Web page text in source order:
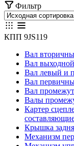
Фильтр
КПП 9JS119
Вал
Вал
Вал левый и
Вал
Вал
Валы
Картер
Крышка
Механизм